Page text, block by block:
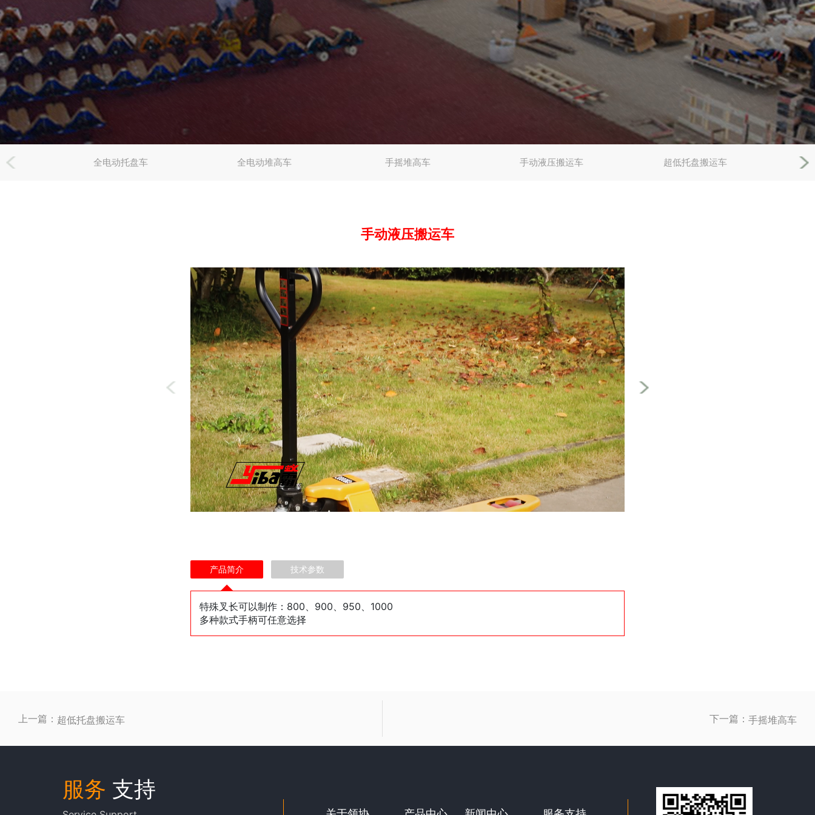
全电动托盘车 全电动堆高车 手摇堆高车 手动液压搬运车 超低托盘搬运车
手动液压搬运车
产品简介 技术参数
特殊叉长可以制作：800、900、950、1000
多种款式手柄可任意选择
上一篇： 超低托盘搬运车 下一篇： 手摇堆高车
服务 支持